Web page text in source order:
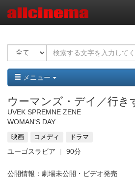
メニュー
ウーマンズ・デイ／行き
UVEK SPREMNE ZENE
WOMAN'S DAY
映画 コメディ ドラマ
ユーゴスラビア 90分
公開情報：劇場未公開・ビデオ発売